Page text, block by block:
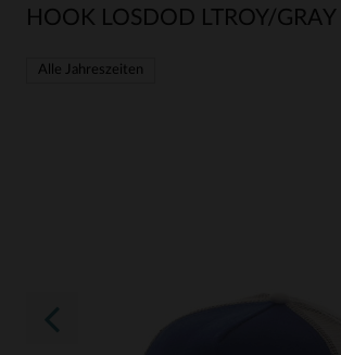
HOOK LOSDOD LTROY/
Alle Jahreszeiten